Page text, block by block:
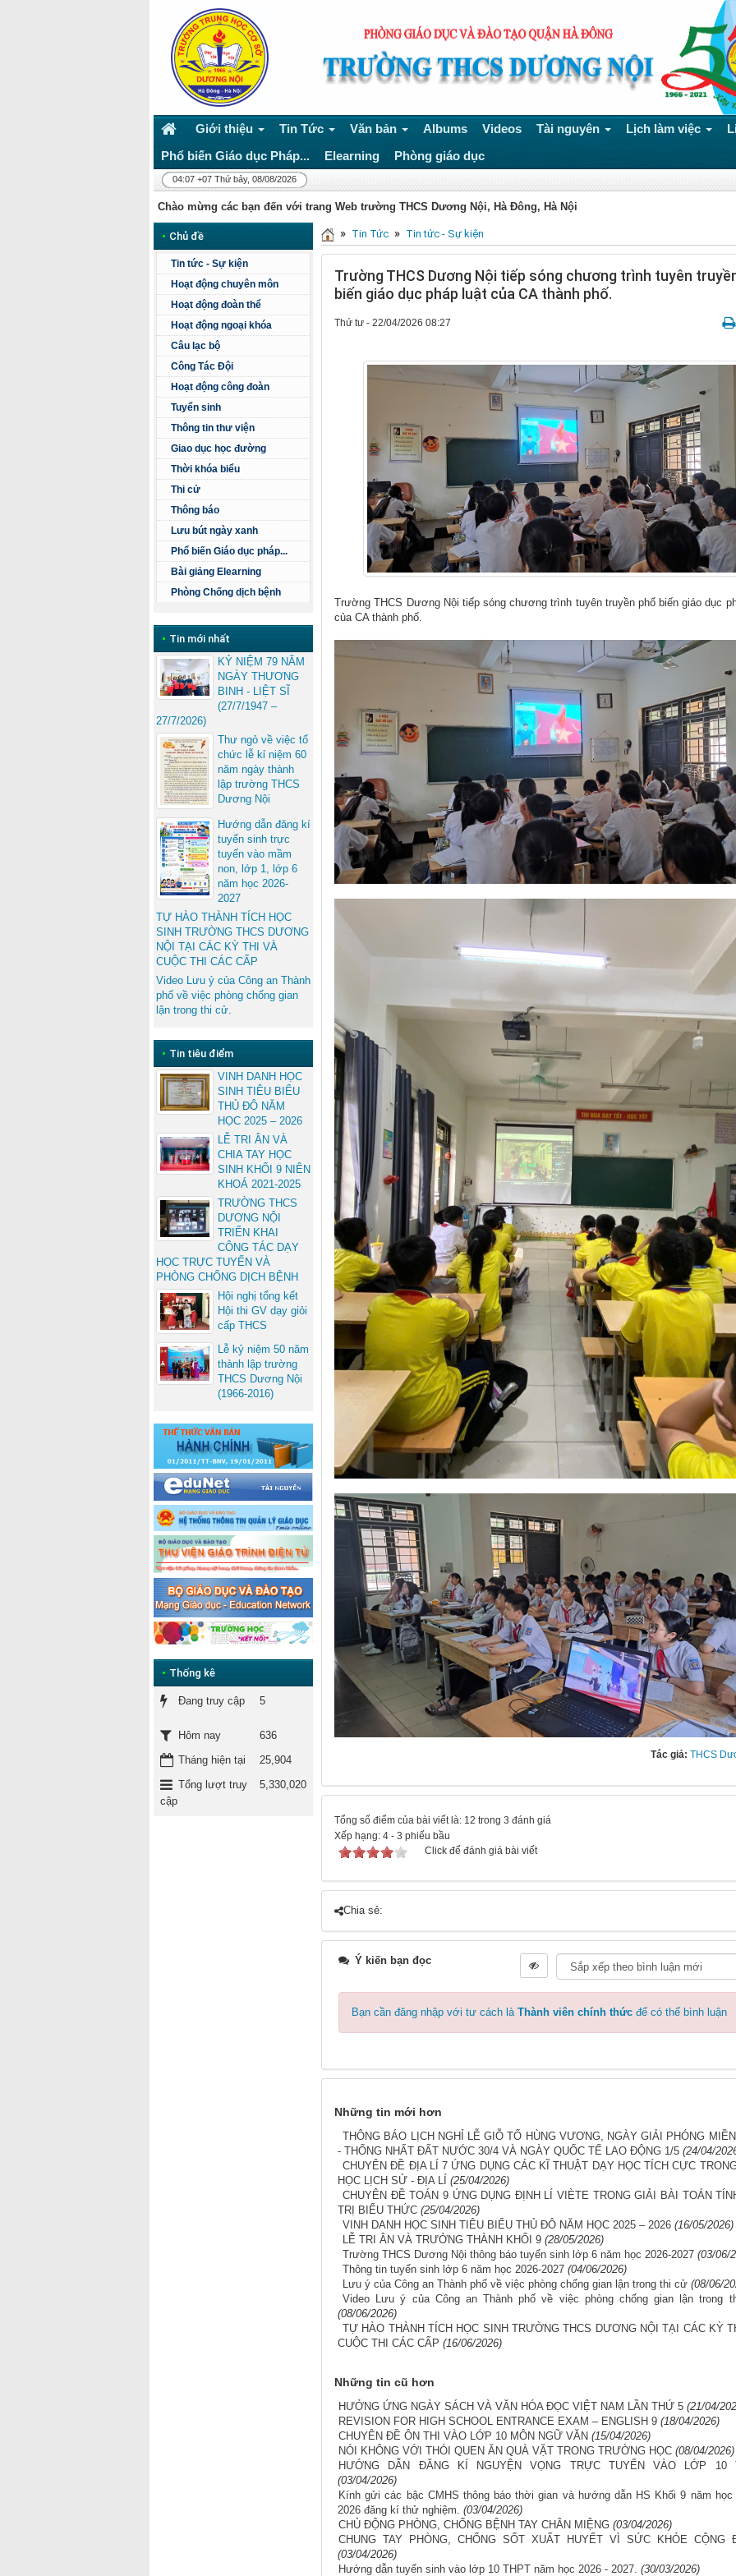
Giới thiệu Tin Tức Văn bản Albums Videos Tài nguyên Lịch làm việc
Phổ biến Giáo dục Pháp...
Elearning Phòng giáo dục
04:07 +07 Thứ bảy, 08/08/2026
Chào mừng các bạn đến với trang Web trường THCS Dương Nội, Hà Đông, Hà Nội
» Tin Tức » Tin tức - Sự kiện
Trường THCS Dương Nội tiếp sóng chương trình tuyên
biến giáo dục pháp luật của CA thành phố.
Thứ tư - 22/04/2026 08:27
Trường THCS Dương Nội tiếp sóng chương trình tuyên truyền phổ biến giáo dục
của CA thành phố.
Tác giả: THCS
Tổng số điểm của bài viết là: 12 trong 3 đánh giá
Xếp hạng:4 -3 phiếu bầu
Click để đánh giá bài viết
Chia sẻ:
Ý kiến bạn đọc
Bạn cần đăng nhập với tư cách làThành viên chính thức để có thể bình luận
Những tin mới hơn
THÔNG BÁO LỊCH NGHỈ LỄ GIỖ TỔ HÙNG VƯƠNG, NGÀY GIẢI PHÓNG
- THỐNG NHẤT ĐẤT NƯỚC 30/4 VÀ NGÀY QUỐC TẾ LAO ĐỘNG 1/5 (24/04/
CHUYÊN ĐỀ ĐỊA LÍ 7 ỨNG DỤNG CÁC KĨ THUẬT DẠY HỌC TÍCH CỰC
HỌC LỊCH SỬ - ĐỊA LÍ (25/04/2026)
CHUYÊN ĐỀ TOÁN 9 ỨNG DỤNG ĐỊNH LÍ VIÈTE TRONG GIẢI BÀI TOÁN
TRỊ BIỂU THỨC (25/04/2026)
VINH DANH HỌC SINH TIÊU BIỂU THỦ ĐÔ NĂM HỌC 2025 – 2026 (16/05/2026)
LỄ TRI ÂN VÀ TRƯỞNG THÀNH KHỐI 9 (28/05/2026)
Trường THCS Dương Nội thông báo tuyển sinh lớp 6 năm học 2026-2027 (03/06/
Thông tin tuyển sinh lớp 6 năm học 2026-2027 (04/06/2026)
Lưu ý của Công an Thành phố về việc phòng chống gian lận trong thi cử (08/06/
Video Lưu ý của Công an Thành phố về việc phòng chống gian lận trong
(08/06/2026)
TỰ HÀO THÀNH TÍCH HỌC SINH TRƯỜNG THCS DƯƠNG NỘI TẠI CÁC KỲ
CUỘC THI CÁC CẤP (16/06/2026)
Những tin cũ hơn
HƯỞNG ỨNG NGÀY SÁCH VÀ VĂN HÓA ĐỌC VIỆT NAM LẦN THỨ 5 (21/04/
REVISION FOR HIGH SCHOOL ENTRANCE EXAM – ENGLISH 9 (18/04/2026)
CHUYÊN ĐỀ ÔN THI VÀO LỚP 10 MÔN NGỮ VĂN (15/04/2026)
NÓI KHÔNG VỚI THÓI QUEN ĂN QUÀ VẶT TRONG TRƯỜNG HỌC (08/04/2026)
HƯỚNG DẪN ĐĂNG KÍ NGUYỆN VỌNG TRỰC TUYẾN VÀO LỚP 10
(03/04/2026)
Kính gửi các bậc CMHS thông báo thời gian và hướng dẫn HS Khối 9 năm học
2026 đăng kí thử nghiệm. (03/04/2026)
CHỦ ĐỘNG PHÒNG, CHỐNG BỆNH TAY CHÂN MIỆNG (03/04/2026)
CHUNG TAY PHÒNG, CHỐNG SỐT XUẤT HUYẾT VÌ SỨC KHỎE CỘNG
(03/04/2026)
Hướng dẫn tuyển sinh vào lớp 10 THPT năm học 2026 - 2027. (30/03/2026)
• Chủ đề
Tin tức - Sự kiện
Hoạt động chuyên môn
Hoạt động đoàn thể
Hoạt động ngoại khóa
Câu lạc bộ
Công Tác Đội
Hoạt động công đoàn
Tuyển sinh
Thông tin thư viện
Giao dục học đường
Thời khóa biểu
Thi cử
Thông báo
Lưu bút ngày xanh
Phổ biến Giáo dục pháp...
Bài giảng Elearning
Phòng Chống dịch bệnh
• Tin mới nhất
KỶ NIỆM 79 NĂM
NGÀY THƯƠNG
BINH - LIỆT SĨ
(27/7/1947 –
27/7/2026)
Thư ngỏ về việc tổ
chức lễ kỉ niệm 60
năm ngày thành
lập trường THCS
Dương Nội
Hướng dẫn đăng kí
tuyển sinh trực
tuyến vào mầm
non, lớp 1, lớp 6
năm học 2026-
2027
TỰ HÀO THÀNH TÍCH HỌC
SINH TRƯỜNG THCS DƯƠNG
NỘI TẠI CÁC KỲ THI VÀ
CUỘC THI CÁC CẤP
Video Lưu ý của Công an Thành
phố về việc phòng chống gian
lận trong thi cử.
• Tin tiêu điểm
VINH DANH HỌC
SINH TIÊU BIỂU
THỦ ĐÔ NĂM
HỌC 2025 – 2026
LỄ TRI ÂN VÀ
CHIA TAY HỌC
SINH KHỐI 9 NIÊN
KHOÁ 2021-2025
TRƯỜNG THCS
DƯƠNG NỘI
TRIỂN KHAI
CÔNG TÁC DẠY
HỌC TRỰC TUYẾN VÀ
PHÒNG CHỐNG DỊCH BỆNH
Hội nghị tổng kết
Hội thi GV dạy giỏi
cấp THCS
Lễ kỷ niệm 50 năm
thành lập trường
THCS Dương Nội
(1966-2016)
• Thống kê
Đang truy cập 5
Hôm nay
636
Tháng hiện tại
25,904
Tổng lượt truy
cập
5,330,020